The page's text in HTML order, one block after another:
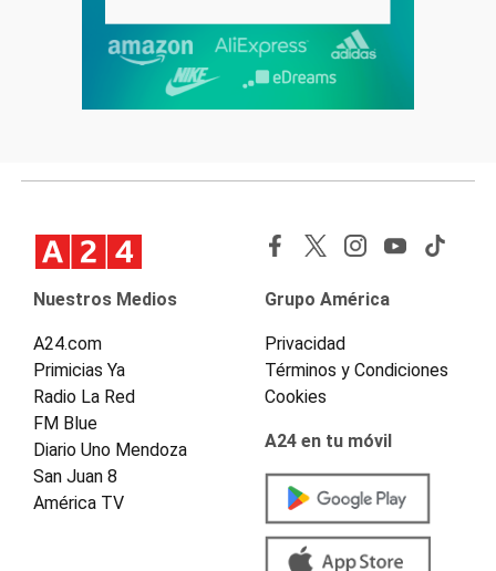
Nuestros Medios
A24.com
Primicias Ya
Radio La Red
FM Blue
Diario Uno Mendoza
San Juan 8
América TV
Grupo América
Privacidad
Términos y Condiciones
Cookies
A24 en tu móvil